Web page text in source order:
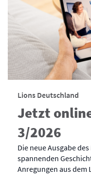
Lions Deutschland
Jetzt
3/2026
Die neue Ausgabe
spannenden
Anregungen aus dem